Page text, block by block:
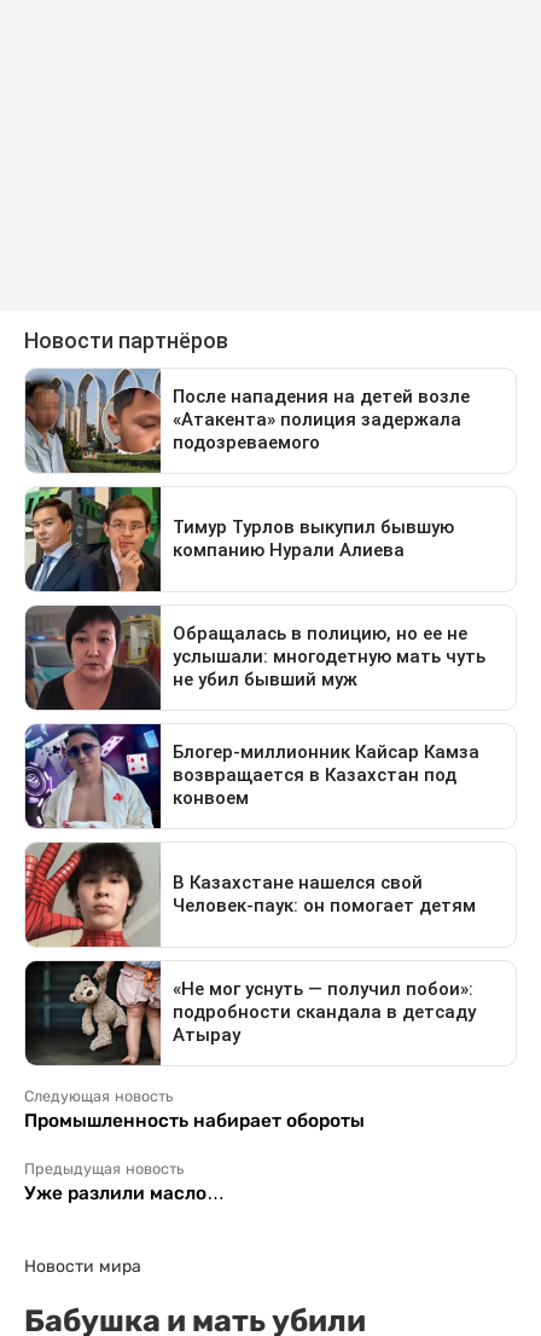
Следующая новость
Промышленность набирает обороты
Предыдущая новость
Уже разлили масло…
Новости мира
Бабушка и мать убили